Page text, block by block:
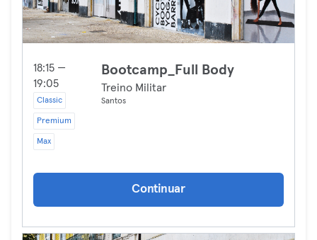
18:15 —
19:05
Classic
Premium
Max
Bootcamp_Full Body
Treino Militar
Santos
Continuar